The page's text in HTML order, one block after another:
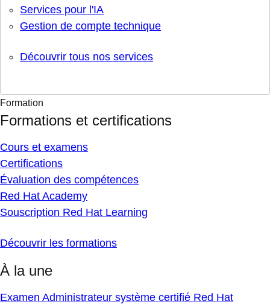
Services pour l'IA
Gestion de compte technique
Découvrir tous nos services
Formation
Formations et certifications
Cours et examens
Certifications
Évaluation des compétences
Red Hat Academy
Souscription Red Hat Learning
Découvrir les formations
À la une
Examen Administrateur système certifié Red Hat